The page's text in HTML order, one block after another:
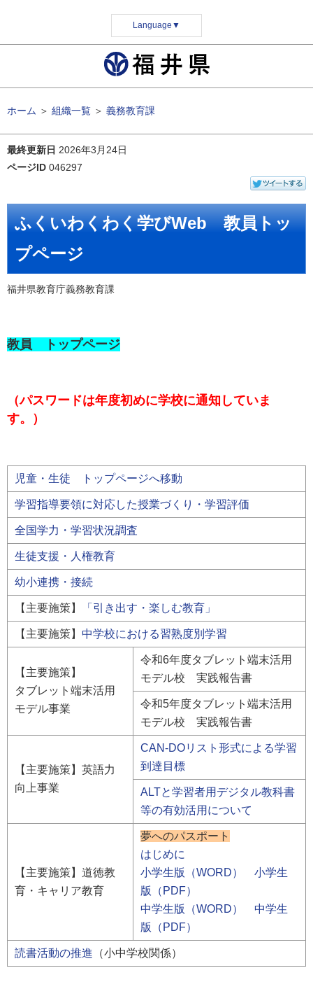
Language ▼
ホーム ＞ 組織一覧 ＞ 義務教育課
最終更新日 2026年3月24日
ページID 046297
ふくいわくわく学びWeb 教員トッ
プページ
福井県教育庁義務教育課
教員 トップページ
（パスワードは年度初めに学校に通知していま
す。）
児童・生徒 トップページへ移動
学習指導要領に対応した授業づくり・学習評価
全国学力・学習状況調査
生徒支援・人権教育
幼小連携・接続
【主要施策】 「引き出す・楽しむ教育」
【主要施策】 中学校における習熟度別学習
【主要施策】
タブレット端末活用
モデル事業
令和6年度タブレット端末活用
モデル校 実践報告書
令和5年度タブレット端末活用
モデル校 実践報告書
【主要施策】英語力
向上事業
CAN-DOリスト形式による学習
到達目標
ALTと学習者用デジタル教科書
等の有効活用について
【主要施策】道徳教
育・キャリア教育
夢へのパスポート
はじめに
小学生版（WORD）
小学生
版（PDF）
中学生版（WORD）
中学生
版（PDF）
読書活動の推進 （小中学校関係）